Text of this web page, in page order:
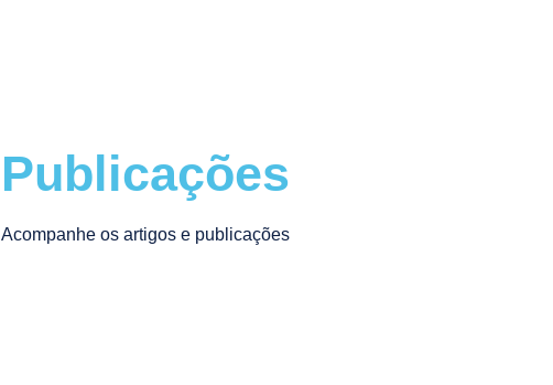
Publicações
Acompanhe os artigos e publicações